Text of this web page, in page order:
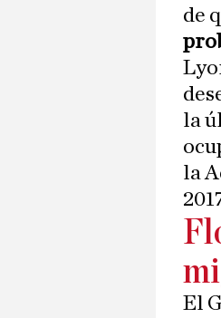
de
la
la
El